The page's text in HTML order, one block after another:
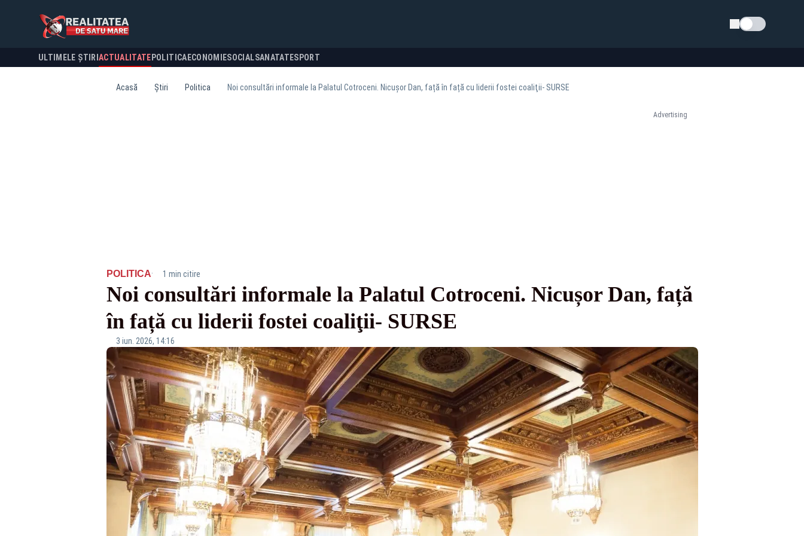
Schimba tema
ULTIMELE ȘTIRI ACTUALITATE POLITICA ECONOMIESOCIALSANATATESPORT
Acasă Știri Politica Noi consultări informale la Palatul Cotroceni. Nicușor Dan, față în față cu liderii fostei coaliţii- SURSE
Advertising
POLITICA· 1 min citire
Noi consultări informale la Palatul Cotroceni. Nicușor Dan, față
în față cu liderii fostei coaliţii- SURSE
3 iun. 2026, 14:16